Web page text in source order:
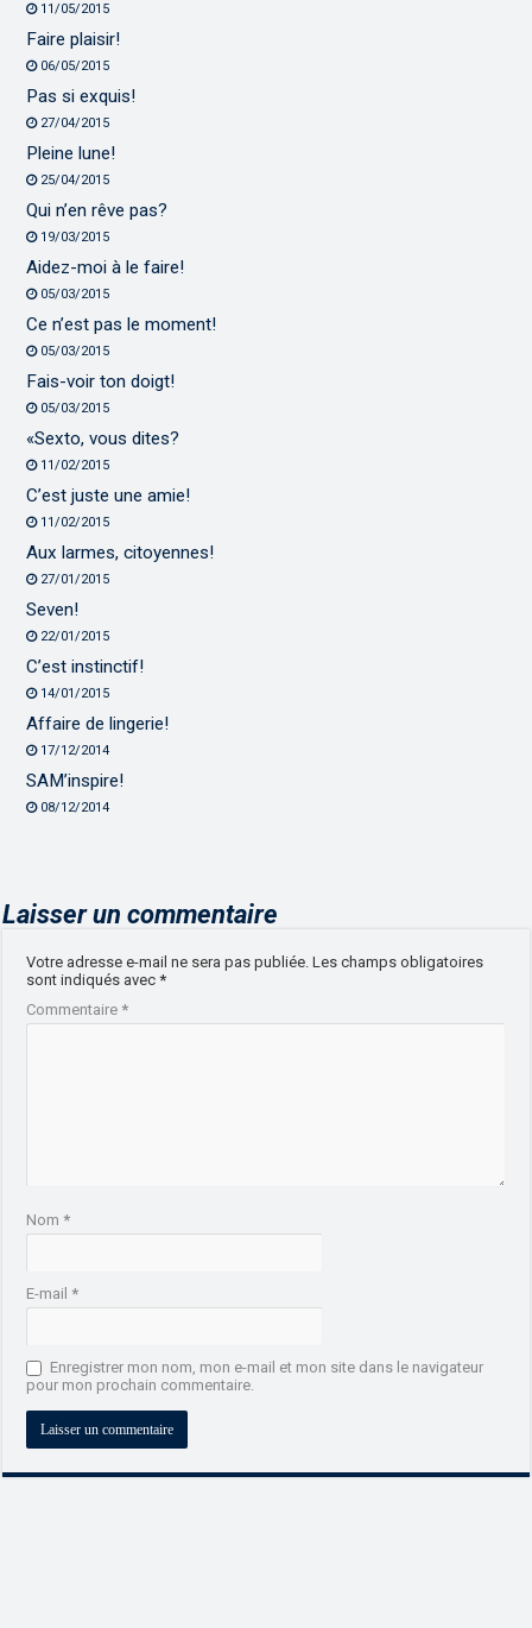
11/05/2015
Faire plaisir!
06/05/2015
Pas si exquis!
27/04/2015
Pleine lune!
25/04/2015
Qui n’en rêve pas?
19/03/2015
Aidez-moi à le faire!
05/03/2015
Ce n’est pas le moment!
05/03/2015
Fais-voir ton doigt!
05/03/2015
«Sexto, vous dites?
11/02/2015
C’est juste une amie!
11/02/2015
Aux larmes, citoyennes!
27/01/2015
Seven!
22/01/2015
C’est instinctif!
14/01/2015
Affaire de lingerie!
17/12/2014
SAM’inspire!
08/12/2014
Laisser un commentaire
Votre adresse e-mail ne sera pas publiée. Les champs obligatoires
sont indiqués avec*
Commentaire*
Nom*
E-mail*
Enregistrer mon nom, mon e-mail et mon site dans le navigateur
pour mon prochain commentaire.